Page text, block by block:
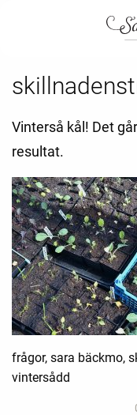
Vinterså kål! Det
resultat.
frågor, sara bäckmo,
vintersådd